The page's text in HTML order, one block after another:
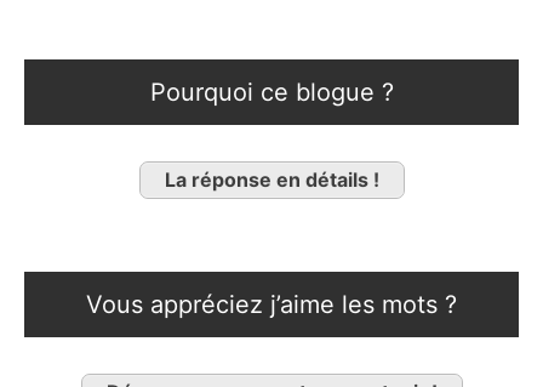
Pourquoi ce blogue ?
La réponse en détails !
Vous appréciez j’aime les mots ?